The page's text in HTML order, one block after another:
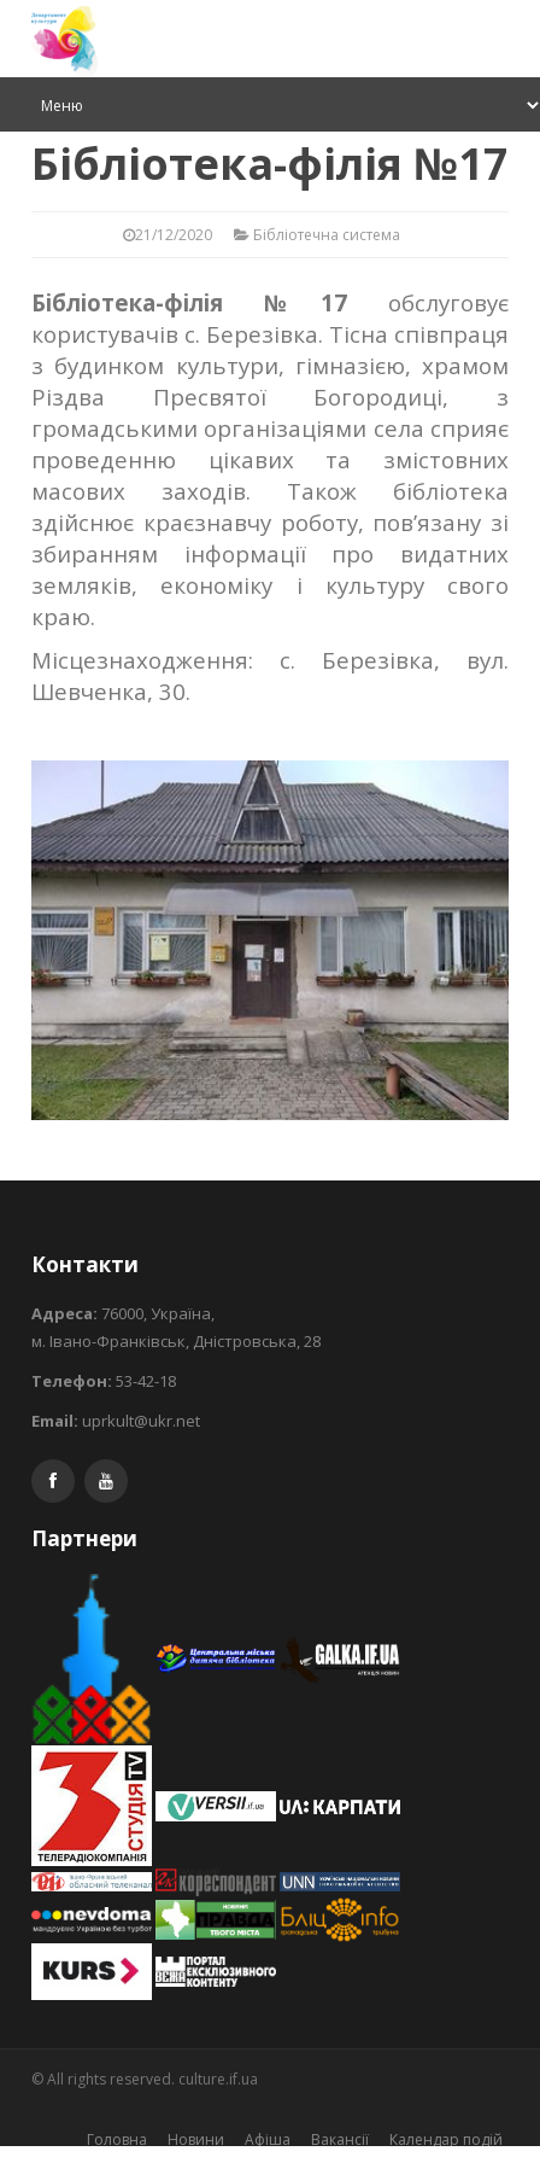
Бібліотека-філія №17
21/12/2020 Бібліотечна система
Бібліотека-філія №17 обслуговує
користувачів с. Березівка. Тісна співпраця
з будинком культури, гімназією, храмом
Різдва Пресвятої Богородиці, з
громадськими організаціями села сприяє
проведенню цікавих та змістовних
масових заходів. Також бібліотека
здійснює краєзнавчу роботу, пов’язану зі
збиранням інформації про видатних
земляків, економіку і культуру свого
краю.
Місцезнаходження: с. Березівка, вул.
Шевченка, 30.
Контакти
Адреса: 76000, Україна,
м. Івано-Франківськ, Дністровська, 28
Телефон: 53-42-18
Email: uprkult@ukr.net
Партнери
© All rights reserved. culture.if.ua
Головна Новини Афіша Вакансії Календар подій